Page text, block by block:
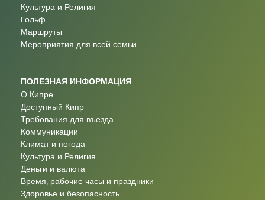
Культура и Религия
Гольф
Маршруты
Мероприятия для всей семьи
ПОЛЕЗНАЯ ИНФОРМАЦИЯ
О Кипре
Доступный Кипр
Требования для въезда
Коммуникации
Климат и погода
Культура и Религия
Деньги и валюта
Время, рабочие часы и праздники
Здоровье и безопасность